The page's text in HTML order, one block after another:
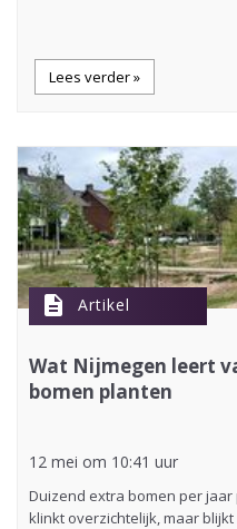
Lees verder »
description Artikel
Wat Nijmegen leert
bomen planten
12 mei om 10:41 uur
Duizend extra bomen per
klinkt overzichtelijk, maar